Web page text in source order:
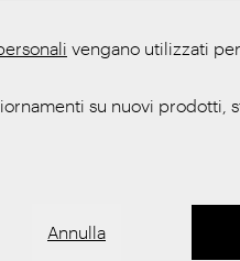
vengano utilizzati
su nuovi prodotti,
Annulla